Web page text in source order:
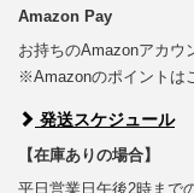
Amazon Pay
お持ちのAmazonアカウ
※Amazonのポイントは
発送スケジュール
【在庫ありの場合】
平日営業日午後2時まで